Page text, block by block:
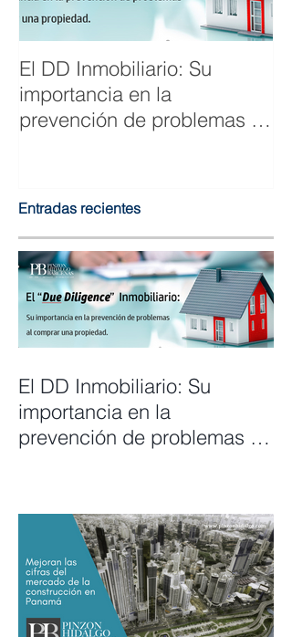
El DD Inmobiliario: Su
importancia en la
prevención de problemas al
Entradas recientes
El DD Inmobiliario: Su
importancia en la
prevención de problemas al